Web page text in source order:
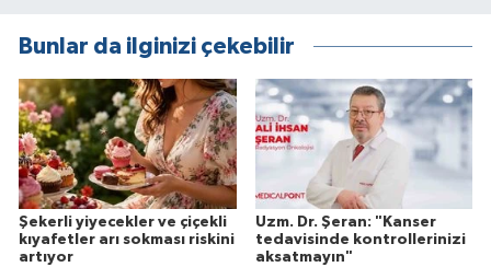
Bunlar da ilginizi çekebilir
Şekerli yiyecekler ve çiçekli
kıyafetler arı sokması riskini
artıyor
Uzm. Dr. Şeran: "Kanser
tedavisinde kontrollerinizi
aksatmayın"